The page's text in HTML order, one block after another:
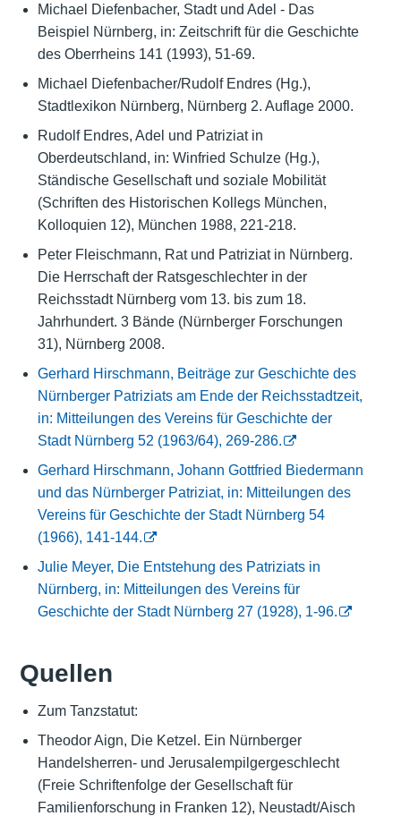
Michael Diefenbacher, Stadt und Adel - Das
Beispiel Nürnberg, in: Zeitschrift für die Geschichte
des Oberrheins 141 (1993), 51-69.
Michael Diefenbacher/Rudolf Endres (Hg.),
Stadtlexikon Nürnberg, Nürnberg 2. Auflage 2000.
Rudolf Endres, Adel und Patriziat in
Oberdeutschland, in: Winfried Schulze (Hg.),
Ständische Gesellschaft und soziale Mobilität
(Schriften des Historischen Kollegs München,
Kolloquien 12), München 1988, 221-218.
Peter Fleischmann, Rat und Patriziat in Nürnberg.
Die Herrschaft der Ratsgeschlechter in der
Reichsstadt Nürnberg vom 13. bis zum 18.
Jahrhundert. 3 Bände (Nürnberger Forschungen
31), Nürnberg 2008.
Gerhard Hirschmann, Beiträge zur Geschichte des
Nürnberger Patriziats am Ende der Reichsstadtzeit,
in: Mitteilungen des Vereins für Geschichte der
Stadt Nürnberg 52 (1963/64), 269-286.
Gerhard Hirschmann, Johann Gottfried Biedermann
und das Nürnberger Patriziat, in: Mitteilungen des
Vereins für Geschichte der Stadt Nürnberg 54
(1966), 141-144.
Julie Meyer, Die Entstehung des Patriziats in
Nürnberg, in: Mitteilungen des Vereins für
Geschichte der Stadt Nürnberg 27 (1928), 1-96.
Quellen
Zum Tanzstatut:
Theodor Aign, Die Ketzel. Ein Nürnberger
Handelsherren- und Jerusalempilgergeschlecht
(Freie Schriftenfolge der Gesellschaft für
Familienforschung in Franken 12), Neustadt/Aisch